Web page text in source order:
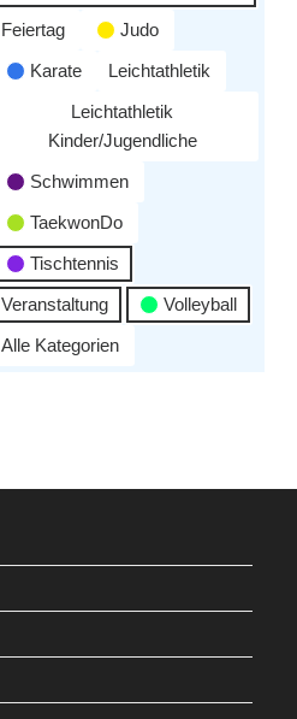
Feiertag
Judo
Karate
Leichtathletik
Leichtathletik
Kinder/Jugendliche
Schwimmen
TaekwonDo
Tischtennis
Veranstaltung
Volleyball
Alle Kategorien